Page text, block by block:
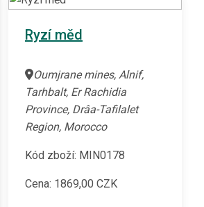
Ryzí měd
Oumjrane mines, Alnif,
Tarhbalt, Er Rachidia
Province, Drâa-Tafilalet
Region, Morocco
Kód zboží: MIN0178
Cena: 1869,00 CZK